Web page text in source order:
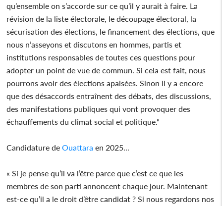
qu’ensemble on s’accorde sur ce qu’il y aurait à faire. La
révision de la liste électorale, le découpage électoral, la
sécurisation des élections, le financement des élections, que
nous n’asseyons et discutons en hommes, partis et
institutions responsables de toutes ces questions pour
adopter un point de vue de commun. Si cela est fait, nous
pourrons avoir des élections apaisées. Sinon il y a encore
que des désaccords entraînent des débats, des discussions,
des manifestations publiques qui vont provoquer des
échauffements du climat social et politique."
Candidature deOuattara en 2025...
« Si je pense qu’il va l’être parce que c’est ce que les
membres de son parti annoncent chaque jour. Maintenant
est-ce qu’il a le droit d’être candidat ? Si nous regardons nos